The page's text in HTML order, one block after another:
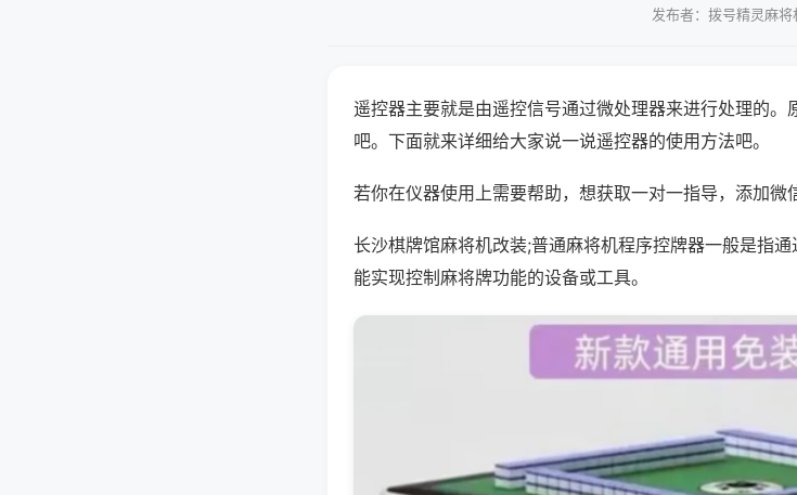
发布者：拨号精灵麻将
遥控器主要就是由遥控信号通过微处理器来进行处理的。
吧。下面就来详细给大家说一说遥控器的使用方法吧。
若你在仪器使用上需要帮助，想获取一对一指导，添加微
长沙棋牌馆麻将机改装;普通麻将机程序控牌器一般是指
能实现控制麻将牌功能的设备或工具。